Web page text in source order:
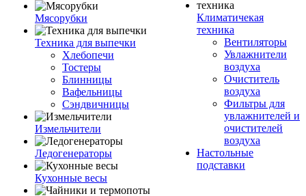
Мясорубки
Техника для выпечки
Хлебопечи
Тостеры
Блинницы
Вафельницы
Сэндвичницы
Измельчители
Ледогенераторы
Кухонные весы
Климатичекая
техника
Вентиляторы
Увлажнители
воздуха
Очиститель
воздуха
Фильтры для
увлажнителей и
очистителей
воздуха
Настольные
подставки